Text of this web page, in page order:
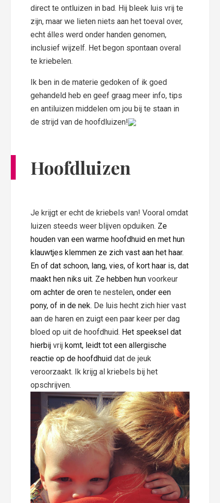
direct te ontluizen in bad. Hij bleek luis vrij te
zijn, maar we lieten niets aan het toeval over,
echt álles werd onder handen genomen,
inclusief wijzelf. Het begon spontaan overal
te kriebelen.
Ik ben in de materie gedoken of ik goed
gehandeld heb en geef graag meer info, tips
en antiluizen middelen om jou bij te staan in
de strijd van de hoofdluizen!
Hoofdluizen
Je krijgt er echt de kriebels van! Vooral omdat
luizen steeds weer blijven opduiken. Ze
houden van een warme hoofdhuid en met hun
klauwtjes klemmen ze zich vast aan het haar.
En of dat schoon, lang, vies, of kort haar is, dat
maakt hen niks uit. Ze hebben hunvoorkeur
om achter de orente nestelen, onder een
pony, of in de nek. De luis hecht zich hier vast
aan de haren en zuigt een paar keer per dag
bloed op uit de hoofdhuid. Het speeksel dat
hierbijvrij komt, leidt tot een allergische
reactie op de hoofdhuid dat de jeuk
veroorzaakt. Ik krijg al kriebels bij het
opschrijven.